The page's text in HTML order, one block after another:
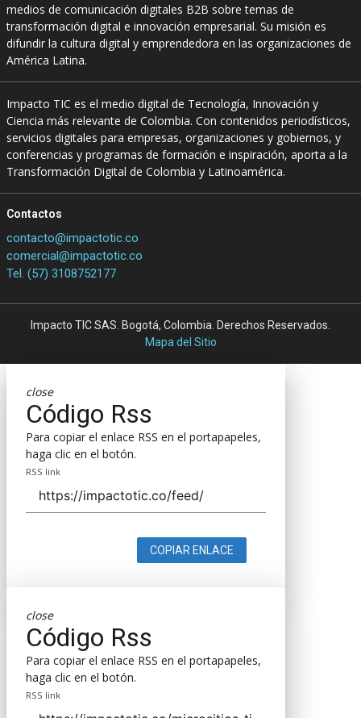
medios de comunicación digitales B2B sobre temas de
transformación digital e innovación empresarial. Su misión es
difundir la cultura digital y emprendedora en las organizaciones de
América Latina.
Impacto TIC es el medio digital de Tecnología, Innovación y
Ciencia más relevante de Colombia. Con contenidos periodísticos,
servicios digitales para empresas, organizaciones y gobiernos, y
conferencias y programas de formación e inspiración, aporta a la
Transformación Digital de Colombia y Latinoamérica.
Contactos
contacto@impactotic.co
comercial@impactotic.co
Tel. (57) 3108752177
Impacto TIC SAS. Bogotá, Colombia. Derechos Reservados.
Mapa del Sitio
close
Código Rss
Para copiar el enlace RSS en el portapapeles,
haga clic en el botón.
RSS link
COPIAR ENLACE
close
Código Rss
Para copiar el enlace RSS en el portapapeles,
haga clic en el botón.
RSS link